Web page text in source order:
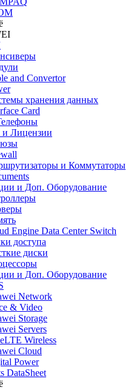
and Convertor
хранения данных
Card
Лицензии
и Коммутаторы
и Доп. Оборудование
Engine Data Center Switch
доступа
диски
и Доп. Оборудование
Network
& Video
Storage
Servers
Wireless
Cloud
Power
DataSheet